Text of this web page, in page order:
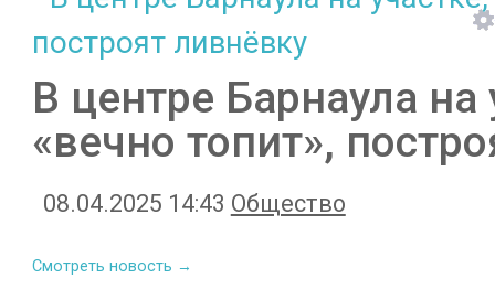
В центре Барнаула на
«вечно топит»,
08.04.2025 14:43 Общество
Смотреть новость →